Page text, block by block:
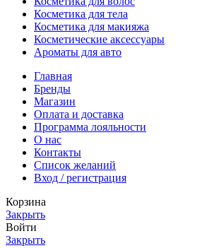
Косметика для тела
Косметика для макияжа
Косметические аксессуары
Ароматы для авто
Главная
Бренды
Магазин
Оплата и доставка
Программа лояльности
О нас
Контакты
Список желаний
Вход / регистрация
Корзина
Закрыть
Войти
Закрыть